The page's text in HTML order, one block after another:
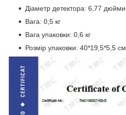
Діаметр детектора: 6,77 дюйми
Вага: 0,5 кг
Вага упаковки: 0,6 кг
Розмір упаковки: 40*19,5*5,5 см